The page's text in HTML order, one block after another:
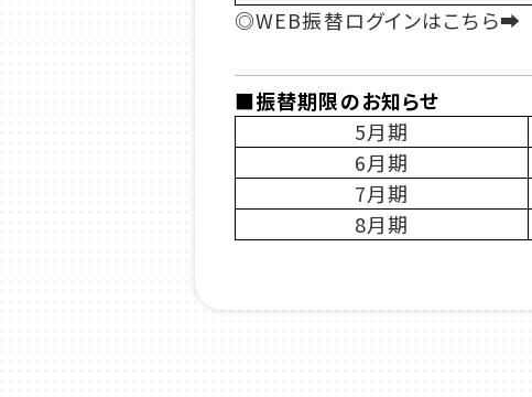
◎WEB振替ログインはこちら➡
■振替期限のお知らせ
5月期
6月期
7月期
8月期